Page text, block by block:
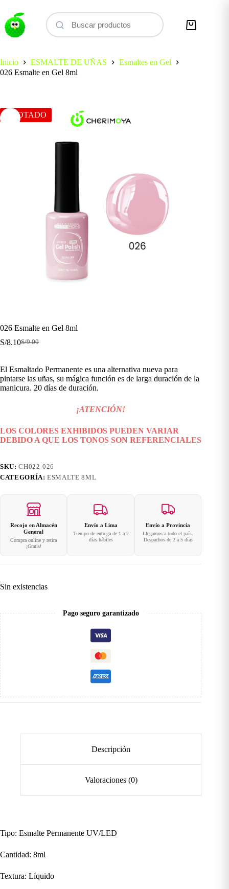
contenido
Carro
Inicio
ESMALTE DE UÑAS
Esmaltes en Gel
026 Esmalte en Gel 8ml
AGOTADO
026 Esmalte en Gel 8ml
S/9.00
El
era:
S/9.00.
S/8.10El
es:
S/8.10.
El Esmaltado Permanente es una alternativa nueva para
pintarse las uñas, su mágica función es de larga duración de la
manicura. 20 días de duración.
¡ATENCIÓN!
LOS COLORES EXHIBIDOS PUEDEN VARIAR
DEBIDO A QUE LOS TONOS SON REFERENCIALES
SKU:CH022-026
CATEGORÍA:ESMALTE 8ML
Recojo en Almacén
General
Compra online y retira
¡Gratis!
Envío a Lima
Tiempo de entrega de 1 a 2
días hábiles
Envío a Provincia
Llegamos a todo el país.
Despachos de 2 a 5 días
Sin existencias
Pago seguro garantizado
Descripción
Valoraciones (0)
Tipo: Esmalte Permanente UV/LED
Cantidad: 8ml
Textura: Líquido